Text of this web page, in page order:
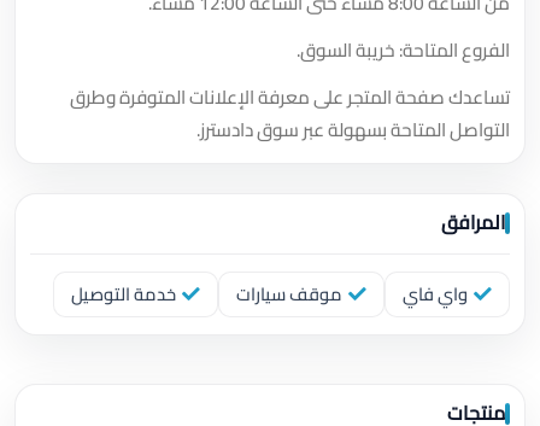
الفروع المتاحة: خريبة السوق.
تساعدك صفحة المتجر على معرفة الإعلانات المتوفرة وطرق
التواصل المتاحة بسهولة عبر سوق دادسترز.
المرافق
واي فاي موقف سيارات خدمة التوصيل
منتجات